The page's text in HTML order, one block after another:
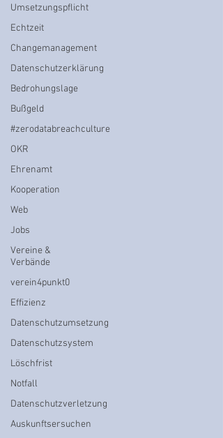
Umsetzungspflicht
Echtzeit
Changemanagement
Datenschutzerklärung
Bedrohungslage
Bußgeld
#zerodatabreachculture
OKR
Ehrenamt
Kooperation
Web
Jobs
Vereine &
Verbände
verein4punkt0
Effizienz
Datenschutzumsetzung
Datenschutzsystem
Löschfrist
Notfall
Datenschutzverletzung
Auskunftsersuchen